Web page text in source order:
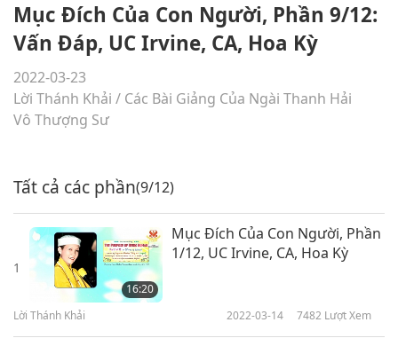
Mục Đích Của Con Người, Phần 9/12:
Vấn Đáp, UC Irvine, CA, Hoa Kỳ
2022-03-23
Lời Thánh Khải / Các Bài Giảng Của Ngài Thanh Hải
Vô Thượng Sư
Tất cả các phần(9/12)
1
16:20
Mục Đích Của Con Người, Phần
1/12, UC Irvine, CA, Hoa Kỳ
Lời Thánh Khải 2022-03-14 7482 Lượt Xem